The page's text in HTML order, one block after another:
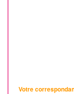
Votre